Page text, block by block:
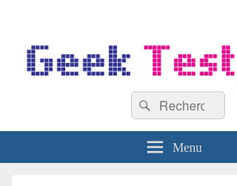
Recherche :
Rechercher
Menu